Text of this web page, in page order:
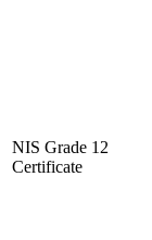
NIS Grade 12
Certificate